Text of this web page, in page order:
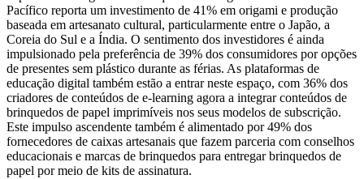
Pacífico reporta um investimento de 41% em origami e produção
baseada em artesanato cultural, particularmente entre o Japão, a
Coreia do Sul e a Índia. O sentimento dos investidores é ainda
impulsionado pela preferência de 39% dos consumidores por opções
de presentes sem plástico durante as férias. As plataformas de
educação digital também estão a entrar neste espaço, com 36% dos
criadores de conteúdos de e-learning agora a integrar conteúdos de
brinquedos de papel imprimíveis nos seus modelos de subscrição.
Este impulso ascendente também é alimentado por 49% dos
fornecedores de caixas artesanais que fazem parceria com conselhos
educacionais e marcas de brinquedos para entregar brinquedos de
papel por meio de kits de assinatura.